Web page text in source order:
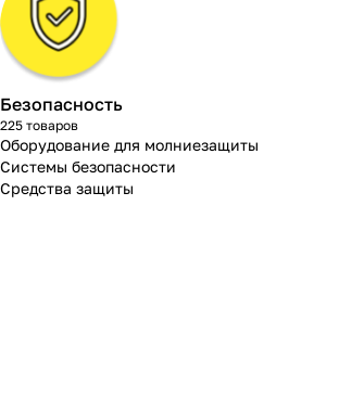
Безопасность
225 товаров
Оборудование для молниезащиты
Системы безопасности
Средства защиты